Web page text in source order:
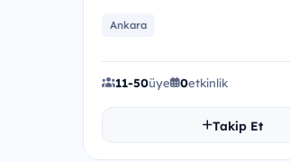
Ankara
11-50üye 0etkinlik
Takip Et